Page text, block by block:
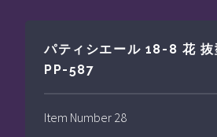
パティシエール 18-8 花
PP-587
Item Number 28